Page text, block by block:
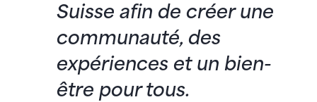
Suisse afin de créer une
communauté, des
expériences et un bien-
être pour tous.